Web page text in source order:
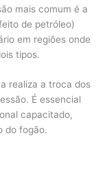
mais comum é a
de petróleo)
em regiões onde
tipos.
realiza a troca dos
É essencial
capacitado,
do fogão.